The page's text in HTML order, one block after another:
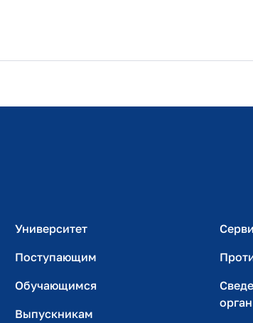
Университет
Поступающим
Обучающимся
Выпускникам